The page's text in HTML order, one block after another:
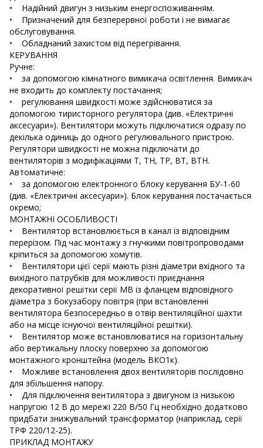
• Надійний двигун з низьким енергоспоживанням.
• Призначений для безперервної роботи і не вимагає
обслуговування.
• Обладнаний захистом від перегрівання.
КЕРУВАННЯ
Ручне:
• за допомогою кімнатного вимикача освітлення. Вимикач
не входить до комплекту постачання;
• регулювання швидкості може здійснюватися за
допомогою тиристорного регулятора (див. «Електричні
аксесуари»). Вентилятори можуть підключатися одразу по
декілька одиниць до одного регулювального пристрою.
Регулятори швидкості не можна підключати до
вентиляторів з модифікаціями Т, ТН, ТР, ВТ, ВТН.
Автоматичне:
• за допомогою електронного блоку керування БУ-1-60
(див. «Електричні аксесуари»). Блок керування постачається
окремо;
МОНТАЖНІ ОСОБЛИВОСТІ
• Вентилятор встановлюється в канал із відповідним
перерізом. Під час монтажу з гнучкими повітропроводами
кріпиться за допомогою хомутів.
• Вентилятори цієї серії мають різні діаметри вхідного та
вихідного патрубків для можливості приєднання
декоративної решітки серії МВ із фланцем відповідного
діаметра з бокузабору повітря (при встановленні
вентилятора безпосередньо в отвір вентиляційної шахти
або на місце існуючої вентиляційної решітки).
• Вентилятор може встановлюватися на горизонтальну
або вертикальну плоску поверхню за допомогою
монтажного кронштейна (модель ВКО1к).
• Можливе встановлення двох вентиляторів послідовно
для збільшення напору.
• Для підключення вентилятора з двигуном із низькою
напругою 12 В до мережі 220 В/50 Гц необхідно додатково
придбати знижувальний трансформатор (наприклад, серії
ТРФ 220/12-25).
ПРИКЛАД МОНТАЖУ